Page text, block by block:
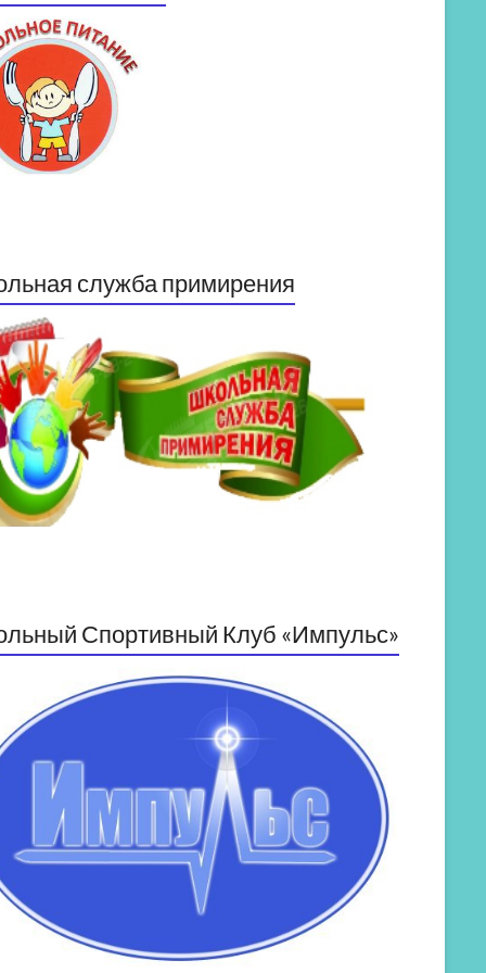
служба примирения
Спортивный Клуб «Импульс»